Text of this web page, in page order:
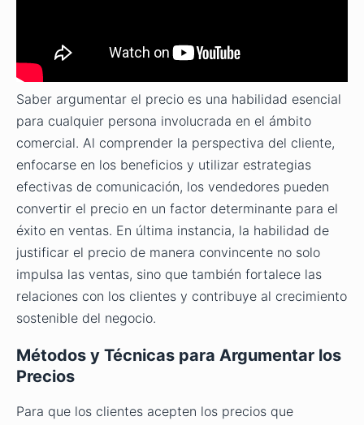
Saber argumentar el precio es una habilidad esencial
para cualquier persona involucrada en el ámbito
comercial. Al comprender la perspectiva del cliente,
enfocarse en los beneficios y utilizar estrategias
efectivas de comunicación, los vendedores pueden
convertir el precio en un factor determinante para el
éxito en ventas. En última instancia, la habilidad de
justificar el precio de manera convincente no solo
impulsa las ventas, sino que también fortalece las
relaciones con los clientes y contribuye al crecimiento
sostenible del negocio.
Métodos y Técnicas para Argumentar los
Precios
Para que los clientes acepten los precios que